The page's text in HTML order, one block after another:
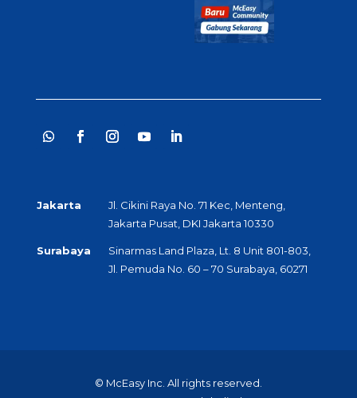
Jakarta
Jl. Cikini Raya No. 71 Kec, Menteng,
Jakarta Pusat, DKI Jakarta 10330
Surabaya
Sinarmas Land Plaza, Lt. 8 Unit 801-803,
Jl. Pemuda No. 60 – 70 Surabaya, 60271
© McEasy Inc. All rights reserved.